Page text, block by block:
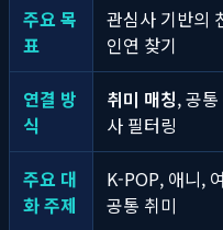
주요 목
표
관심사 기반의
인연 찾기
연결 방
식
취미 매칭, 공
사 필터링
주요 대
화 주제
K-POP, 애니,
공통 취미